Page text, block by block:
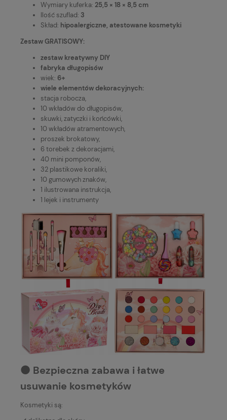
Wymiary kuferka: 25,5 × 18 × 8,5 cm
Ilość szuflad: 3
Skład: hipoalergiczne, atestowane kosmetyki
Zestaw GRATISOWY:
zestaw kreatywny DIY
fabryka długopisów
wiek: 6+
wiele elementów dekoracyjnych:
stacja robocza,
10 wkładów do długopisów,
skuwki, zatyczki i końcówki,
10 wkładów atramentowych,
proszek brokatowy,
6 torebek z dekoracjami,
40 mini pomponów,
32 plastikowe koraliki,
10 gumowych znaków,
1 ilustrowana instrukcja,
1 lejek i instrumenty
⚫️ Bezpieczna zabawa i łatwe
usuwanie kosmetyków
Kosmetyki są: